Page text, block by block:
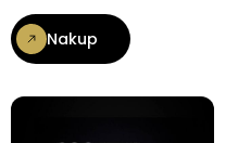
Nakup